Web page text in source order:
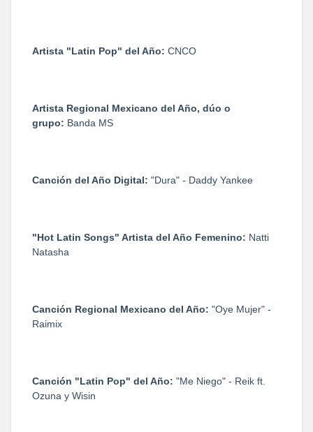
Artista "Latin Pop" del Año: ​CNCO
Artista Regional Mexicano del Año, dúo o
grupo: Banda MS
Canción del Año Digital: "Dura" - Daddy Yankee
"Hot Latin Songs" Artista del Año Femenino: Natti
Natasha
Canción Regional Mexicano del Año: ​"Oye Mujer" -
Raimix
Canción "Latin Pop" del Año: "Me Niego" - Reik ft.
Ozuna y Wisin